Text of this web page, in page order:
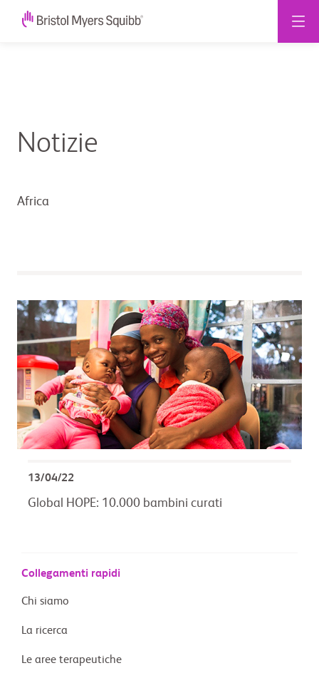
Notizie
Africa
13/04/22
Global HOPE: 10.000 bambini curati
Collegamenti rapidi
Chi siamo
La ricerca
Le aree terapeutiche